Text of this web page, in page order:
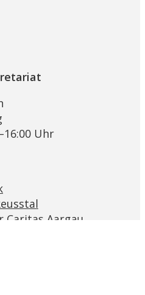
Uhr
Caritas Aargau